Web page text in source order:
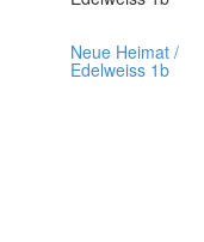
Neue Heimat /
Edelweiss 1b